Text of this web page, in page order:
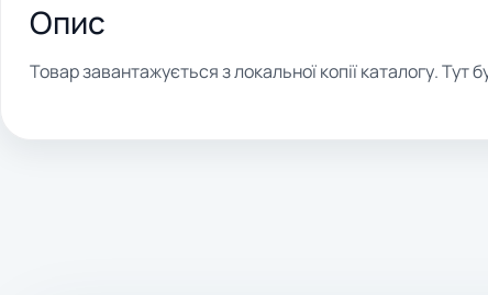
Опис
Товар завантажується з локальної копії каталогу. Тут